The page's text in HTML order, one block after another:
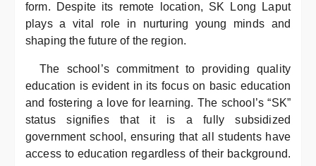
form. Despite its remote location, SK Long Laput
plays a vital role in nurturing young minds and
shaping the future of the region.
The school’s commitment to providing quality
education is evident in its focus on basic education
and fostering a love for learning. The school’s “SK”
status signifies that it is a fully subsidized
government school, ensuring that all students have
access to education regardless of their background.